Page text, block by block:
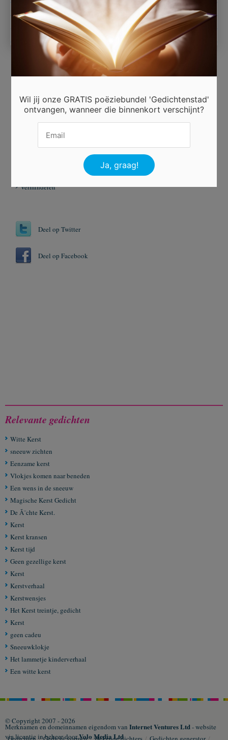
ik voel ineens sneeuw in mijn haar!
Verminderen
Deel op Twitter
Deel op Facebook
Relevante gedichten
Witte Kerst
sneeuw zichten
Eenzame kerst
Vlokjes komen naar beneden
Een wens in de sneeuw
Magische Kerst Gedicht
De Ã¨chte Kerst.
Kerst
Kerst kransen
Kerst tijd
Geen gezellige kerst
Kerst
Kerstverhaal
Kerstwensjes
Het Kerst treintje, gedicht
Kerst
geen cadeu
Sneeuwklokje
Het lammetje kinderverhaal
Een witte kerst
© Copyright 2007 - 2026
Merknamen en domeinnamen eigendom van Internet Ventures Ltd- website
via licentie in beheer doorVolo Media Ltd
Wil jij onze GRATIS poëziebundel 'Gedichtenstad'
ontvangen, wanneer die binnenkort verschijnt?